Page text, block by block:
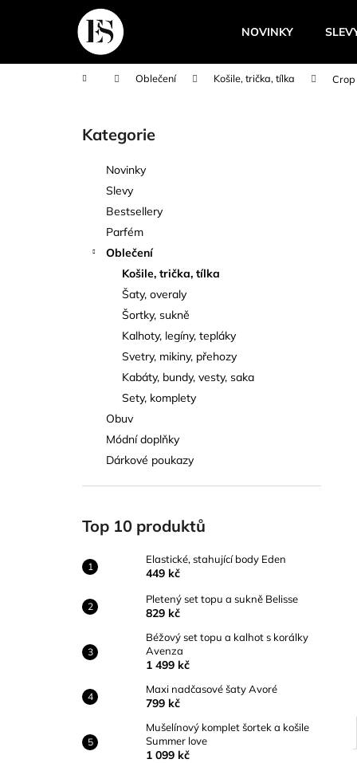
NOVINKY
Domů Oblečení Košile, trička, tílka
Přeskočit
kategorie
Kategorie
Novinky
Slevy
Bestsellery
Parfém
Oblečení
Košile, trička, tílka
Šaty, overaly
Šortky, sukně
Kalhoty, legíny, tepláky
Svetry, mikiny, přehozy
Kabáty, bundy, vesty, saka
Sety, komplety
Obuv
Módní doplňky
Dárkové poukazy
Top 10 produktů
Elastické, stahující body Eden
449 kč
Pletený set topu a sukně Belisse
829 kč
Béžový set topu a kalhot s korálky
Avenza
1 499 kč
Maxi nadčasové šaty Avoré
799 kč
Mušelínový komplet šortek a košile
Summer love
1 099 kč
í
Zpět
do
Zpět
do
ELASTICKÉ, STAHUJÍCÍ BODY EDEN
449 kč